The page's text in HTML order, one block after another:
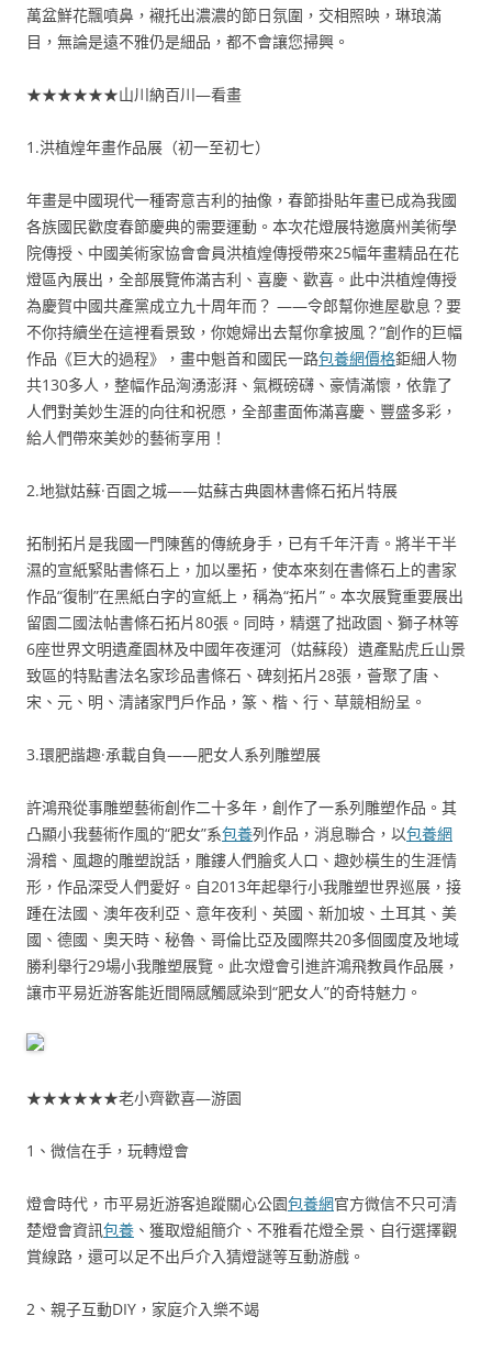
萬盆鮮花飄噴鼻，襯托出濃濃的節日氛圍，交相照映，琳琅滿
目，無論是遠不雅仍是細品，都不會讓您掃興。
★★★★★★山川納百川—看畫
1.洪植煌年畫作品展（初一至初七）
年畫是中國現代一種寄意吉利的抽像，春節掛貼年畫已成為我國
各族國民歡度春節慶典的需要運動。本次花燈展特邀廣州美術學
院傳授、中國美術家協會會員洪植煌傳授帶來25幅年畫精品在花
燈區內展出，全部展覽佈滿吉利、喜慶、歡喜。此中洪植煌傳授
為慶賀中國共產黨成立九十周年而？ ——令郎幫你進屋歇息？要
不你持續坐在這裡看景致，你媳婦出去幫你拿披風？”創作的巨幅
作品《巨大的過程》，畫中魁首和國民一路包養網價格鉅細人物
共130多人，整幅作品洶湧澎湃、氣概磅礴、豪情滿懷，依靠了
人們對美妙生涯的向往和祝愿，全部畫面佈滿喜慶、豐盛多彩，
給人們帶來美妙的藝術享用！
2.地獄姑蘇·百園之城——姑蘇古典園林書條石拓片特展
拓制拓片是我國一門陳舊的傳統身手，已有千年汗青。將半干半
濕的宣紙緊貼書條石上，加以墨拓，使本來刻在書條石上的書家
作品“復制”在黑紙白字的宣紙上，稱為“拓片”。本次展覽重要展出
留園二國法帖書條石拓片80張。同時，精選了拙政園、獅子林等
6座世界文明遺產園林及中國年夜運河（姑蘇段）遺產點虎丘山景
致區的特點書法名家珍品書條石、碑刻拓片28張，薈聚了唐、
宋、元、明、清諸家門戶作品，篆、楷、行、草競相紛呈。
3.環肥諧趣·承載自負——肥女人系列雕塑展
許鴻飛從事雕塑藝術創作二十多年，創作了一系列雕塑作品。其
凸顯小我藝術作風的“肥女”系包養列作品，消息聯合，以包養網
滑稽、風趣的雕塑說話，雕鏤人們膾炙人口、趣妙橫生的生涯情
形，作品深受人們愛好。自2013年起舉行小我雕塑世界巡展，接
踵在法國、澳年夜利亞、意年夜利、英國、新加坡、土耳其、美
國、德國、奧天時、秘魯、哥倫比亞及國際共20多個國度及地域
勝利舉行29場小我雕塑展覽。此次燈會引進許鴻飛教員作品展，
讓市平易近游客能近間隔感觸感染到“肥女人”的奇特魅力。
★★★★★★老小齊歡喜—游園
1、微信在手，玩轉燈會
燈會時代，市平易近游客追蹤關心公園包養網官方微信不只可清
楚燈會資訊包養 、獲取燈組簡介、不雅看花燈全景、自行選擇觀
賞線路，還可以足不出戶介入猜燈謎等互動游戲。
2、親子互動DIY，家庭介入樂不竭